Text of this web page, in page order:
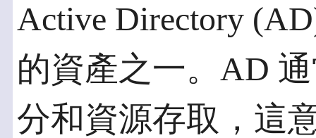
Active Directory
的資產之一。AD
分和資源存取，這